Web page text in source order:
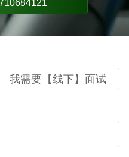
我需要【线下】面试